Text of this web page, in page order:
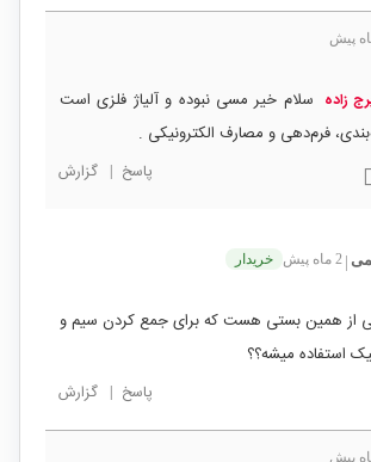
زاده سلام خیر مسی نبوده و آلیاژ فلزی است
فرم‌دهی و مصارف الکترونیکی .
پاسخ | گزارش
2 ماه پیش خریدار
از همین بستی هست که برای جمع کردن سیم و
استفاده میشه؟؟
پاسخ | گزارش